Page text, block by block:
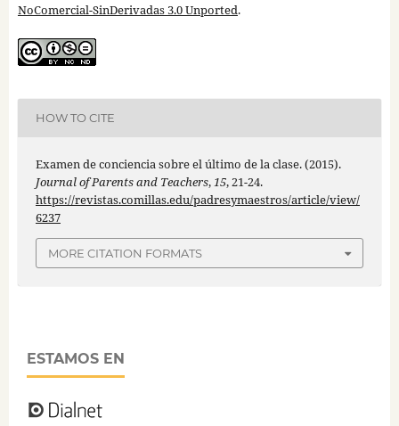
NoComercial-SinDerivadas 3.0 Unported.
HOW TO CITE
Examen de conciencia sobre el último de la clase. (2015).
Journal of Parents and Teachers,15, 21-24.
https://revistas.comillas.edu/padresymaestros/article/view/
6237
MORE CITATION FORMATS
ESTAMOS EN